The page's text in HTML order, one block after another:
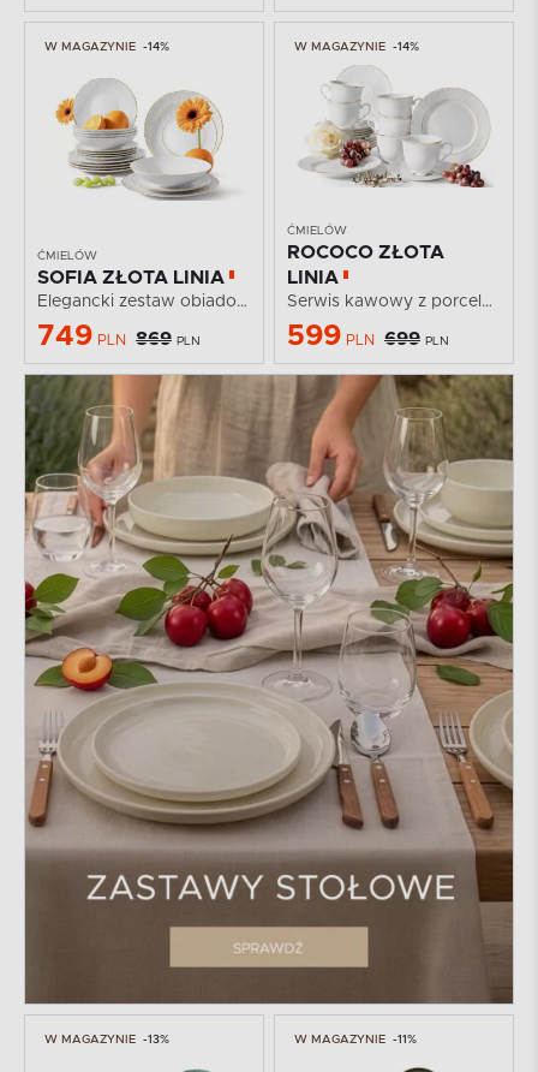
W MAGAZYNIE -14%
ĆMIELÓW
SOFIA ZŁOTA LINIA
Elegancki zestaw obiadowy z porcelany złota linia 6...
749 PLN 869 PLN
W MAGAZYNIE -14%
ĆMIELÓW
ROCOCO ZŁOTA
LINIA
Serwis kawowy z porcelany złota linia 6 os. (18 el.)
599 PLN 699 PLN
W MAGAZYNIE -13% W MAGAZYNIE -11%